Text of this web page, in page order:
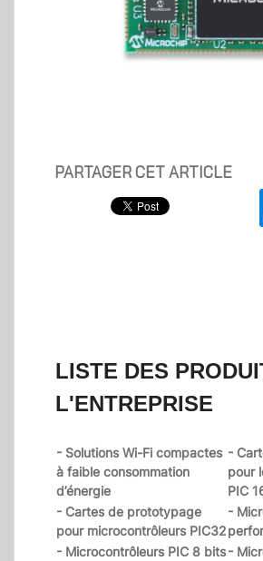
PARTAGER CET ARTICLE
LISTE DES
L'ENTREPRISE
- Solutions Wi-Fi compactes
à faible consommation
d’énergie
-
pour
PIC
- Cartes de prototypage
pour microcontrôleurs PIC32
-
- Microcontrôleurs PIC 8 bits-